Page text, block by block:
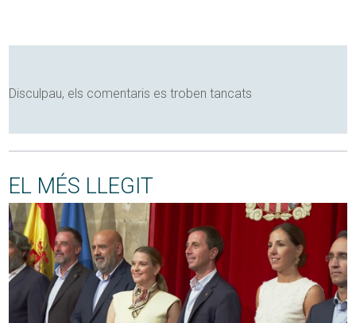
Disculpau, els comentaris es troben tancats
EL MÉS LLEGIT